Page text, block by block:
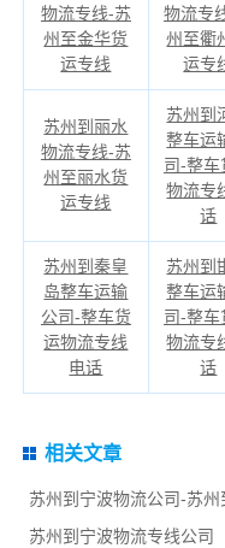
物流专线-苏
州至金华货
运专线
物流专
州至衢
运专
苏州到丽水
物流专线-苏
州至丽水货
运专线
苏州到
整车运
司-整车
物流专
话
苏州到秦皇
岛整车运输
公司-整车货
运物流专线
电话
苏州到
整车运
司-整车
物流专
话
相关文章
苏州到宁波物流公司-苏
苏州到宁波物流专线公司